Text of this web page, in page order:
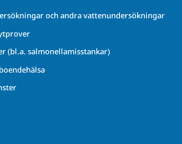
och andra vattenundersökningar
(bl.a. salmonellamisstankar)